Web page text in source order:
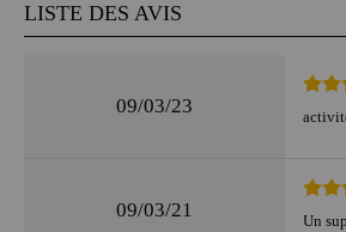
LISTE DES AVIS
09/03/23
09/03/21 Un